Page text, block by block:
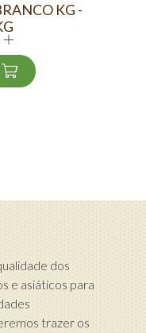
KG -
dos
e asiáticos para
trazer os